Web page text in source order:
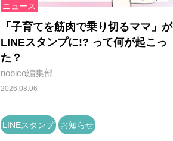
ニュース
「子育てを筋肉で乗り切るママ」が
LINEスタンプに!? って何が起こっ
た？
nobico編集部
2026.08.06
LINEスタンプ お知らせ